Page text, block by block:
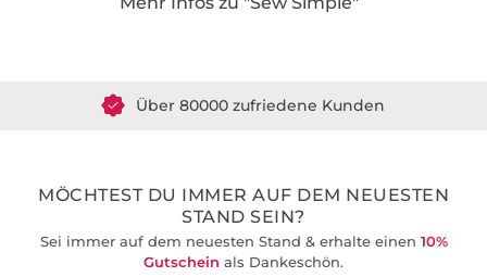
großen Größen und für Näh-Anfänger.
Dass es immer Neues zu entdecken gibt. Ich
liebe es, mich kopfüber in meine Näh-
MÖCHTEST DU IMMER AUF DEM NEUESTEN
STAND SEIN?
Sei immer auf dem neuesten Stand & erhalte einen 10%
Gutschein als Dankeschön.